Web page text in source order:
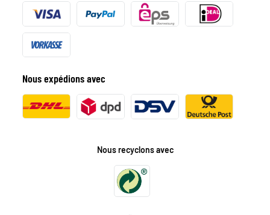
Nous expédions avec
Nous recyclons avec